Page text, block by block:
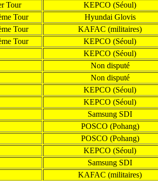
Tour
KEPCO (Séoul)
Tour
Hyundai Glovis
Tour
KAFAC (militaires)
Tour
KEPCO (Séoul)
KEPCO (Séoul)
Non disputé
Non disputé
KEPCO (Séoul)
KEPCO (Séoul)
Samsung SDI
POSCO (Pohang)
POSCO (Pohang)
KEPCO (Séoul)
Samsung SDI
KAFAC (militaires)